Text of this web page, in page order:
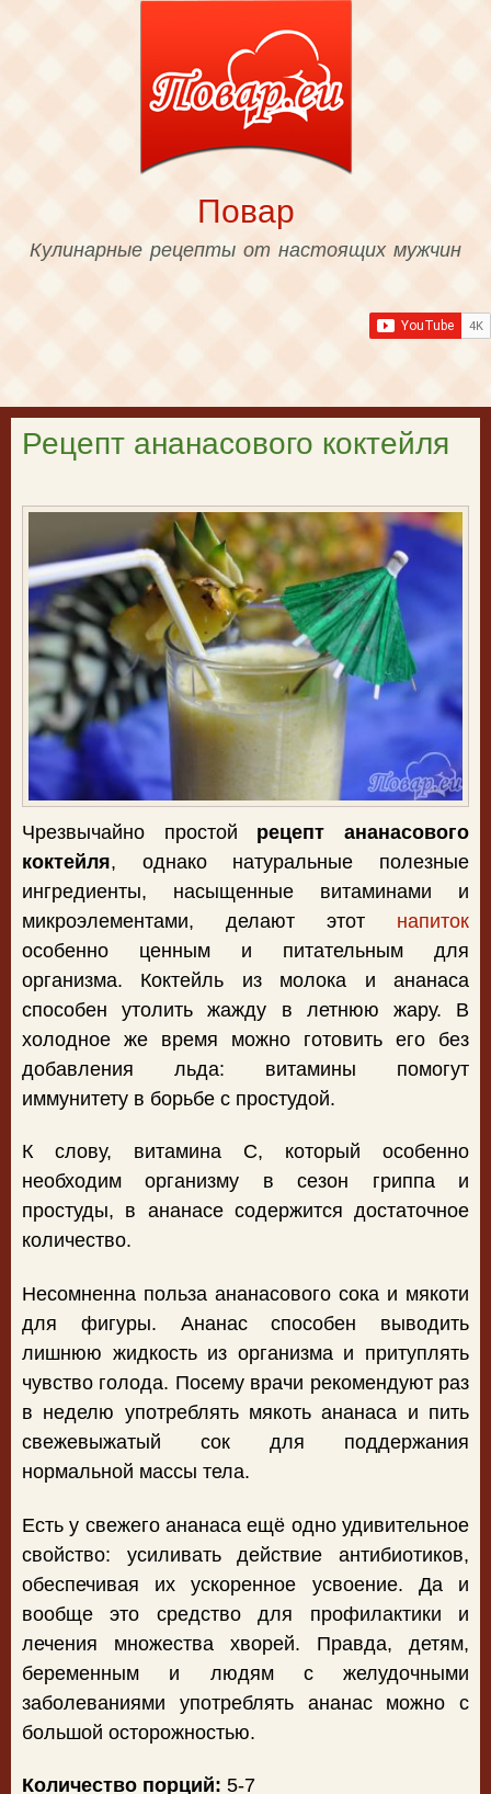
content
Повар
Кулинарные рецепты от настоящих мужчин
Рецепт ананасового коктейля
Чрезвычайно простой рецепт ананасового
коктейля, однако натуральные полезные
ингредиенты, насыщенные витаминами и
микроэлементами, делают этот напиток
особенно ценным и питательным для
организма. Коктейль из молока и ананаса
способен утолить жажду в летнюю жару. В
холодное же время можно готовить его без
добавления льда: витамины помогут
иммунитету в борьбе с простудой.
К слову, витамина С, который особенно
необходим организму в сезон гриппа и
простуды, в ананасе содержится достаточное
количество.
Несомненна польза ананасового сока и мякоти
для фигуры. Ананас способен выводить
лишнюю жидкость из организма и притуплять
чувство голода. Посему врачи рекомендуют раз
в неделю употреблять мякоть ананаса и пить
свежевыжатый сок для поддержания
нормальной массы тела.
Есть у свежего ананаса ещё одно удивительное
свойство: усиливать действие антибиотиков,
обеспечивая их ускоренное усвоение. Да и
вообще это средство для профилактики и
лечения множества хворей. Правда, детям,
беременным и людям с желудочными
заболеваниями употреблять ананас можно с
большой осторожностью.
Количество порций: 5-7